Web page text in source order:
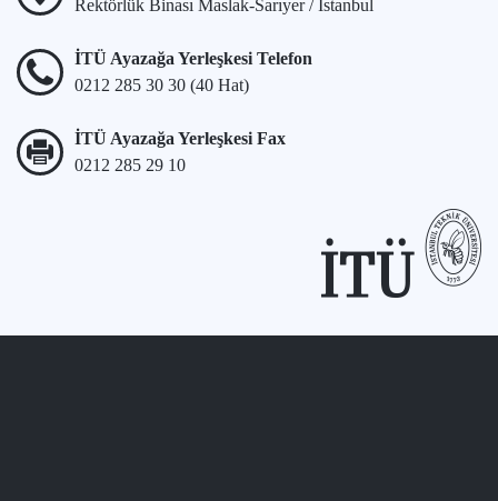
Rektörlük Binası Maslak-Sarıyer / İstanbul
İTÜ Ayazağa Yerleşkesi Telefon
0212 285 30 30 (40 Hat)
İTÜ Ayazağa Yerleşkesi Fax
0212 285 29 10